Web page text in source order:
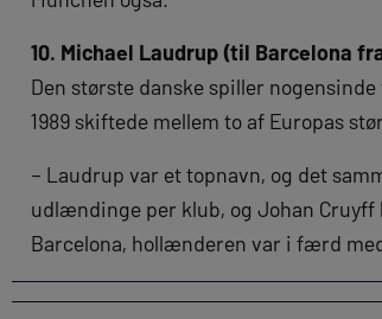
10. Michael Laudrup (til Barcelona
Den største danske spiller
1989 skiftede mellem to af Europas
– Laudrup var et topnavn, og det
udlændinge per klub, og Johan
Barcelona, hollænderen var i færd